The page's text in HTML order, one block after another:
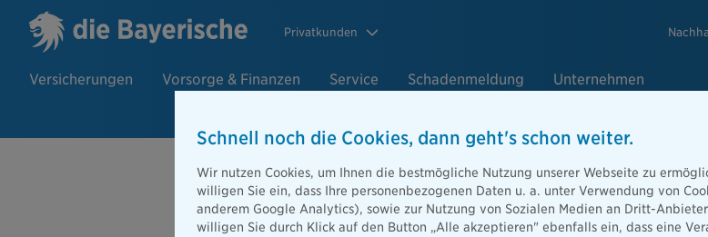
Privatkunden
Versicherungen Vorsorge & Finanzen Service Schadenmeldung Unternehmen
Beratersuche
PLZ oder Ort Berater
Schnell noch die Cookies, dann geht's schon weiter.
Wir nutzen Cookies, um Ihnen die bestmögliche Nutzung unserer Webseite zu
willigen Sie ein, dass Ihre personenbezogenen Daten u. a. unter Verwendung von
anderem Google Analytics), sowie zur Nutzung von Sozialen Medien an Dritt-
willigen Sie durch Klick auf den Button „Alle akzeptieren" ebenfalls ein, dass eine